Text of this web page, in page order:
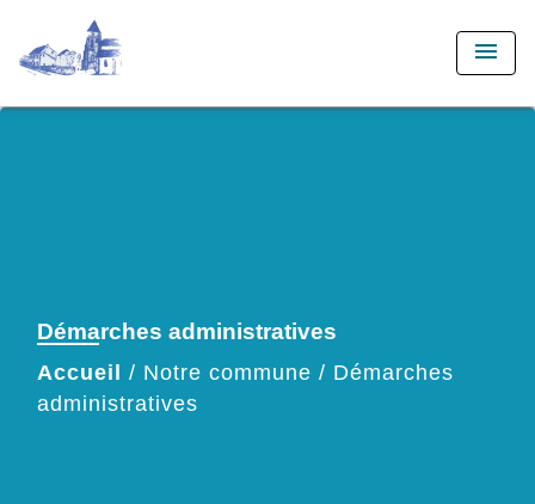
menu
Démarches administratives
Accueil / Notre commune / Démarches
administratives